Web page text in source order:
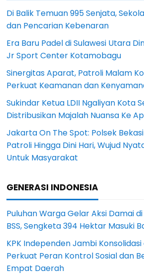
Di Balik Temuan 995 Senjata,
dan Pencarian Kebenaran
Era Baru Padel di Sulawesi Utara
Jr Sport Center Kotamobagu
Sinergitas Aparat, Patroli Malam
Perkuat Keamanan dan
Sukindar Ketua LDII Ngaliyan Kota
Distribusikan Majalah Nuansa Ke
Jakarta On The Spot: Polsek
Patroli Hingga Dini Hari, Wujud
Untuk Masyarakat
GENERASI INDONESIA
Puluhan Warga Gelar Aksi Damai
BSS, Sengketa 394 Hektar Masuki
KPK Independen Jambi
Perkuat Peran Kontrol Sosial dan
Empat Daerah